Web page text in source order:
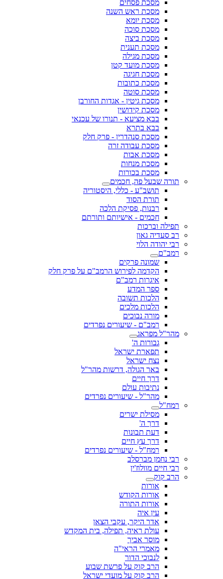
מסכת פסחים
מסכת ראש השנה
מסכת יומא
מסכת סוכה
מסכת ביצה
מסכת תענית
מסכת מגילה
מסכת מועד קטן
מסכת חגיגה
מסכת כתובות
מסכת סוטה
מסכת גיטין - אגדות החורבן
מסכת קידושין
בבא מציעא - תנורו של עכנאי
בבא בתרא
מסכת סנהדרין - פרק חלק
מסכת עבודה זרה
מסכת אבות
מסכת מנחות
מסכת בכורות
תורה שבעל פה, חכמים
תושב"ע - כללי, היסטוריה
תורת הסוד
רבנות, פסיקת הלכה
חכמים - אישיותם ותורתם
תפילה וברכות
רב סעדיה גאון
רבי יהודה הלוי
רמב"ם
שמונה פרקים
הקדמה לפירוש הרמב"ם על פרק חלק
איגרות רמב"ם
ספר המדע
הלכות תשובה
הלכות מלכים
מורה נבוכים
רמב"ם - שיעורים נפרדים
מהר"ל מפראג
גבורות ה'
תפארת ישראל
נצח ישראל
באר הגולה, דרשות מהר"ל
דרך חיים
נתיבות עולם
מהר"ל - שיעורים נפרדים
רמח"ל
מסילת ישרים
דרך ה'
דעת תבונות
דרך עץ חיים
רמח"ל - שיעורים נפרדים
רבי נחמן מברסלב
רבי חיים מוולוז'ין
הרב קוק
אורות
אורות הקודש
אורות התורה
עין איה
אדר היקר, עקבי הצאן
עולת ראיה, תפילה, בית המקדש
מוסר אביך
מאמרי הראי"ה
לנבוכי הדור
הרב קוק על פרשת שבוע
הרב קוק על מועדי ישראל